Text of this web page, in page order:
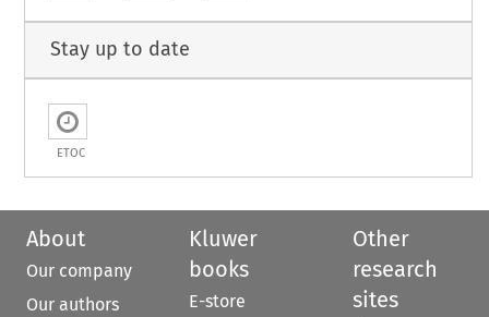
Stay up to date
ETOC
About
Our company
Our authors
Kluwer
books
E-store
Other
research
sites